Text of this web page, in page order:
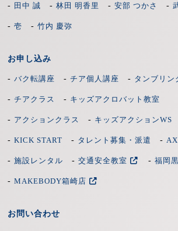
- 田中 誠 -林田 明香里 -安部 つかさ -
-壱 -竹内 慶弥
お申し込み
-バク転講座 -チア個人講座 - タンブリン
-チアクラス - キッズアクロバット教室
- アクションクラス - キッズアクションWS
-KICK START - タレント募集・派遣 -
-施設レンタル -交通安全教室 -福岡
-MAKEBODY箱崎店
お問い合わせ